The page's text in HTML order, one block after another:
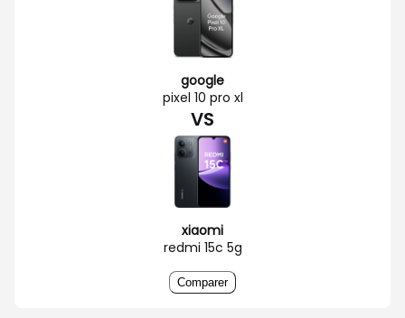
google
pixel 10 pro xl
VS
xiaomi
redmi 15c 5g
Comparer